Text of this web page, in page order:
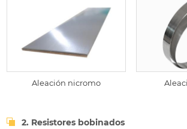
Aleación nicromo
2. Resistores bobinados